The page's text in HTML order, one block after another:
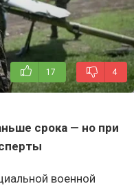
17 4
срока — но при
военной